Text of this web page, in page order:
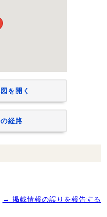
を開く
経路
→ 掲載情報の誤りを報告する